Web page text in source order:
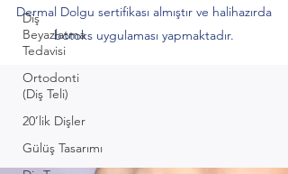
Diş
Beyazlatma
Tedavisi
Ortodonti
(Diş Teli)
20’lik Dişler
Gülüş Tasarımı
Dermal Dolgu sertifikası almıştır ve halihazırda
botoks uygulaması yapmaktadır.